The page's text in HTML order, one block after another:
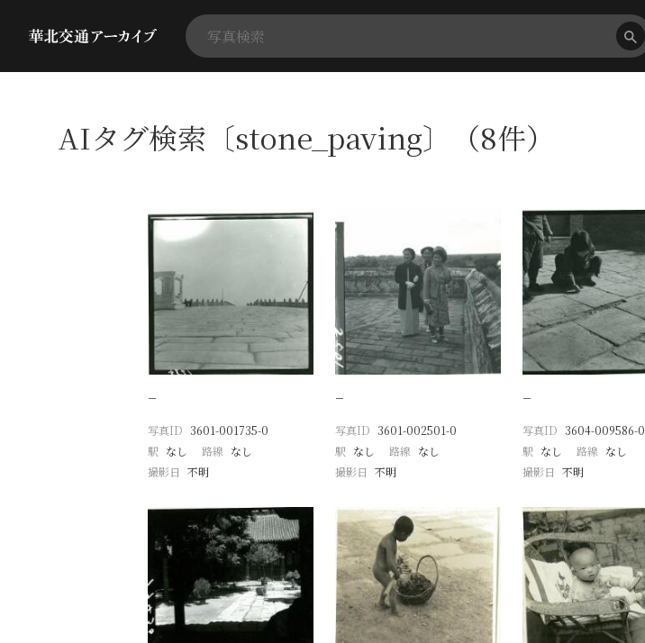
AIタグ検索〔stone_paving〕（8件）
−
写真ID 3601-001735-0
駅 なし 路線 なし
撮影日 不明
−
写真ID 3601-002501-0
駅 なし 路線 なし
撮影日 不明
−
写真ID 3604-009586-0
駅 なし 路線 なし
撮影日 不明